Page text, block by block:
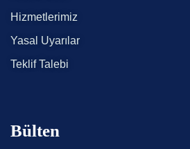
Hizmetlerimiz
Yasal Uyarılar
Teklif Talebi
Bülten